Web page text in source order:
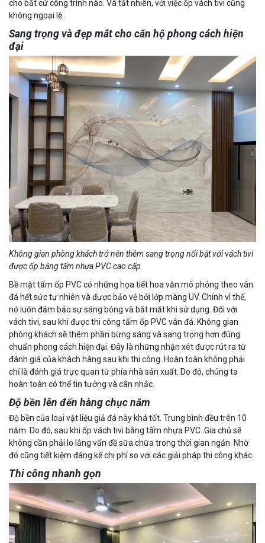
cho bất cứ công trình nào. Và tất nhiên, với việc ốp vách tivi cũng
không ngoại lệ.
Sang trọng và đẹp mắt cho căn hộ phong cách hiện
đại
Không gian phòng khách trở nên thêm sang trọng nổi bật với vách tivi
được ốp bằng tấm nhựa PVC cao cấp
Bề mặt tấm ốp PVC có những họa tiết hoa văn mô phỏng theo vân
đá hết sức tự nhiên và được bảo vệ bởi lớp màng UV. Chính vì thế,
nó luôn đảm bảo sự sáng bóng và bắt mắt khi sử dụng. Đối với
vách tivi, sau khi được thi công tấm ốp PVC vân đá. Không gian
phòng khách sẽ thêm phần bừng sáng và sang trọng hơn đúng
chuẩn phong cách hiện đại. Đây là những nhận xét được rút ra từ
đánh giá của khách hàng sau khi thi công. Hoàn toàn không phải
chỉ là đánh giá trực quan từ phía nhà sản xuất. Do đó, chúng ta
hoàn toàn có thể tin tưởng và cân nhắc.
Độ bền lên đến hàng chục năm
Độ bền của loại vật liệu giả đá này khá tốt. Trung bình đều trên 10
năm. Do đó, sau khi ốp vách tivi bằng tấm nhựa PVC. Gia chủ sẽ
không cần phải lo lắng vấn đề sữa chữa trong thời gian ngắn. Nhờ
đó cũng tiết kiệm đáng kể chi phí so với các giải pháp thi công khác.
Thi công nhanh gọn